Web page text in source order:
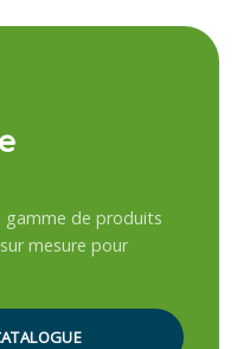
gamme de produits
mesure pour